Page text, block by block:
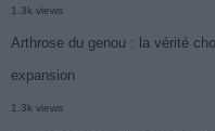
1.3k views
Arthrose du genou : la vérité
expansion
1.3k views